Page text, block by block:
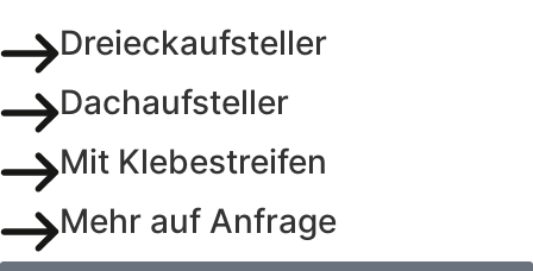
Dreieckaufsteller
Dachaufsteller
Mit Klebestreifen
Mehr auf Anfrage